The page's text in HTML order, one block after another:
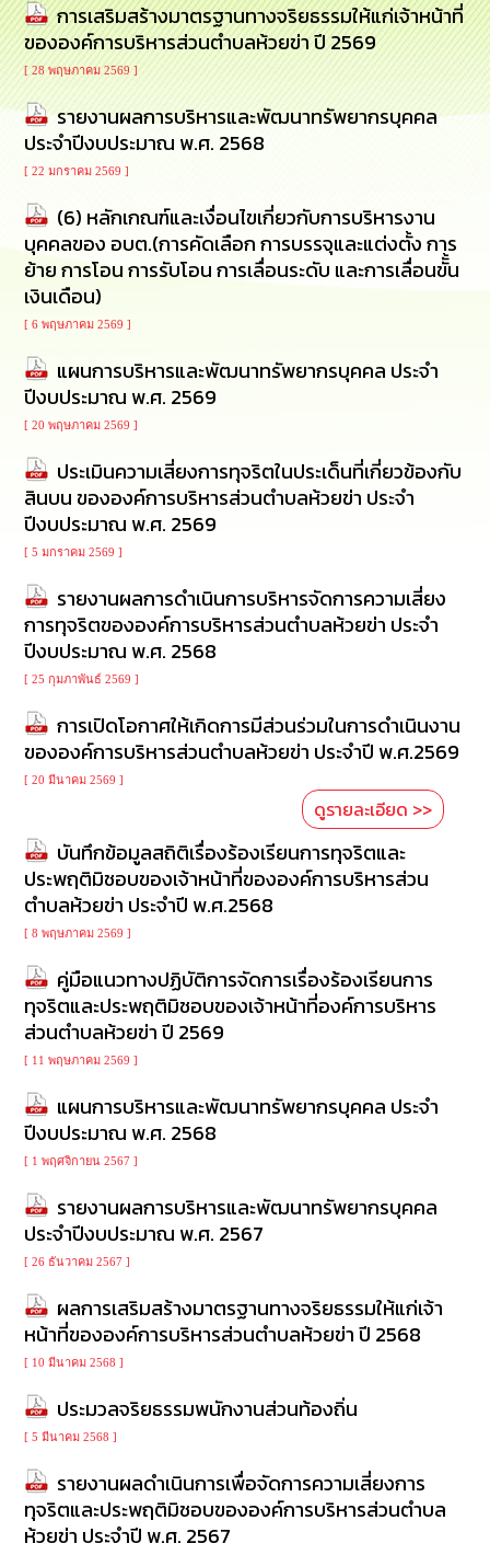
การ
ส่ง
เสริม
ความ
โปร่งใส
การ
จัด
จัด
จ้าง
การ
เงิน
การ
คลัง
นโยบาย
No
Policy
การ
ดำเนิน
การ
เพื่อ
ป้องกัน
การ
ทุจริต
ส่ง
เสริม
คุณธรรม
และ
ร้อง
เรียน
ร้อง
ทุกข์
e-
Service
กิจการ
สภา
กิจการ
สภา
ท้อง
ถิ่น
ของ
การ
จัดการ
ความ
รู้
การ
ติดต่อ
การเสริมสร้างมาตรฐานทางจริยธรรมให้แก่เจ้าหน้าที่
ขององค์การบริหารส่วนตำบลห้วยข่า ปี 2569
[ 28 พฤษภาคม 2569 ]
รายงานผลการบริหารและพัฒนาทรัพยากรบุคคล
ประจำปีงบประมาณ พ.ศ. 2568
[ 22 มกราคม 2569 ]
(6) หลักเกณฑ์และเงื่อนไขเกี่ยวกับการบริหารงาน
บุคคลของ อบต.(การคัดเลือก การบรรจุและแต่งตั้ง การ
ย้าย การโอน การรับโอน การเลื่อนระดับ และการเลื่อนขัั้น
เงินเดือน)
[ 6 พฤษภาคม 2569 ]
แผนการบริหารและพัฒนาทรัพยากรบุคคล ประจำ
ปีงบประมาณ พ.ศ. 2569
[ 20 พฤษภาคม 2569 ]
ประเมินความเสี่ยงการทุจริตในประเด็นที่เกี่ยวข้องกับ
สินบน ขององค์การบริหารส่วนตำบลห้วยข่า ประจำ
ปีงบประมาณ พ.ศ. 2569
[ 5 มกราคม 2569 ]
รายงานผลการดำเนินการบริหารจัดการความเสี่ยง
การทุจริตขององค์การบริหารส่วนตำบลห้วยข่า ประจำ
ปีงบประมาณ พ.ศ. 2568
[ 25 กุมภาพันธ์ 2569 ]
การเปิดโอกาศให้เกิดการมีส่วนร่วมในการดำเนินงาน
ขององค์การบริหารส่วนตำบลห้วยข่า ประจำปี พ.ศ.2569
[ 20 มีนาคม 2569 ]
ดูรายละเอียด >>
บันทึกข้อมูลสถิติเรื่องร้องเรียนการทุจริตและ
ประพฤติมิชอบของเจ้าหน้าที่ขององค์การบริหารส่วน
ตำบลห้วยข่า ประจำปี พ.ศ.2568
[ 8 พฤษภาคม 2569 ]
คู่มือแนวทางปฏิบัติการจัดการเรื่องร้องเรียนการ
ทุจริตและประพฤติมิชอบของเจ้าหน้าที่องค์การบริหาร
ส่วนตำบลห้วยข่า ปี 2569
[ 11 พฤษภาคม 2569 ]
แผนการบริหารและพัฒนาทรัพยากรบุคคล ประจำ
ปีงบประมาณ พ.ศ. 2568
[ 1 พฤศจิกายน 2567 ]
รายงานผลการบริหารและพัฒนาทรัพยากรบุคคล
ประจำปีงบประมาณ พ.ศ. 2567
[ 26 ธันวาคม 2567 ]
ผลการเสริมสร้างมาตรฐานทางจริยธรรมให้แก่เจ้า
หน้าที่ขององค์การบริหารส่วนตำบลห้วยข่า ปี 2568
[ 10 มีนาคม 2568 ]
ประมวลจริยธรรมพนักงานส่วนท้องถิ่น
[ 5 มีนาคม 2568 ]
รายงานผลดำเนินการเพื่อจัดการความเสี่ยงการ
ทุจริตและประพฤติมิชอบขององค์การบริหารส่วนตำบล
ห้วยข่า ประจำปี พ.ศ. 2567